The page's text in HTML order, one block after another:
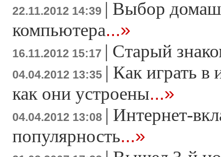
22.11.2012 14:39 | Выбор
компьютера...»
16.11.2012 15:17 | Старый
04.04.2012 13:35 | Как играть в
как они устроены...»
04.04.2012 13:08 | Интернет-
популярность...»